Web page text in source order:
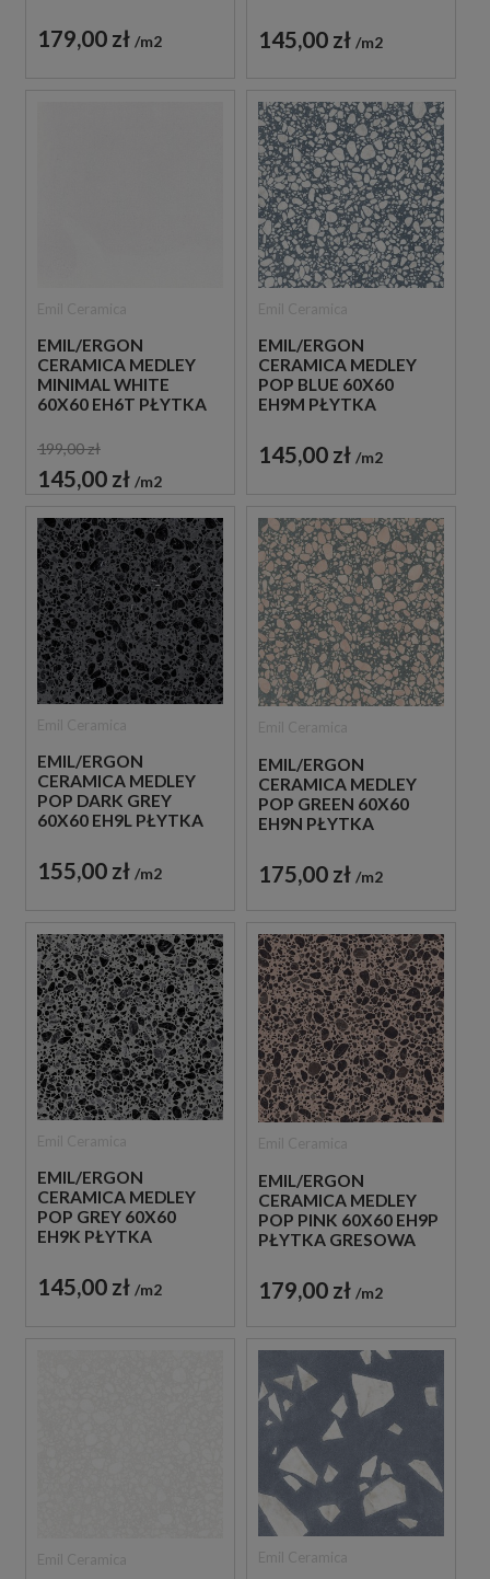
179,00 zł m2 145,00 zł m2
EMIL/ERGON
CERAMICA MEDLEY
MINIMAL WHITE
60X60 EH6T PŁYTKA
199,00 zł
145,00 zł m2
EMIL/ERGON
CERAMICA MEDLEY
POP BLUE 60X60
EH9M PŁYTKA
145,00 zł m2
EMIL/ERGON
CERAMICA MEDLEY
POP DARK GREY
60X60 EH9L PŁYTKA
155,00 zł m2
EMIL/ERGON
CERAMICA MEDLEY
POP GREEN 60X60
EH9N PŁYTKA
175,00 zł m2
EMIL/ERGON
CERAMICA MEDLEY
POP GREY 60X60
EH9K PŁYTKA
145,00 zł m2
EMIL/ERGON
CERAMICA MEDLEY
POP PINK 60X60 EH9P
PŁYTKA GRESOWA
179,00 zł m2